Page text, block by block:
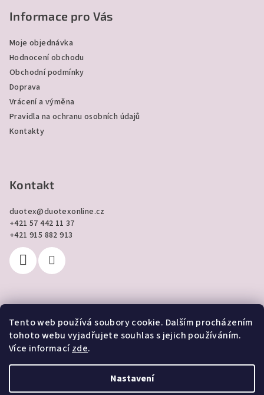
Tento web používá soubory cookie. Dalším procházením
tohoto webu vyjadřujete souhlas s jejich používáním.
Více informacízde.
Nastavení
Informace pro Vás
Moje objednávka
Hodnocení obchodu
Obchodní podmínky
Doprava
Vrácení a výměna
Pravidla na ochranu osobních údajů
Kontakty
Kontakt
duotex@duotexonline.cz
+421 57 442 11 37
+421 915 882 913
Přijímáme online platby